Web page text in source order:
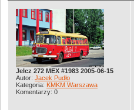
Jelcz 272 MEX #1983 2005-06-15
Autor: Jacek Pudło
Kategoria: KMKM Warszawa
Komentarzy: 0